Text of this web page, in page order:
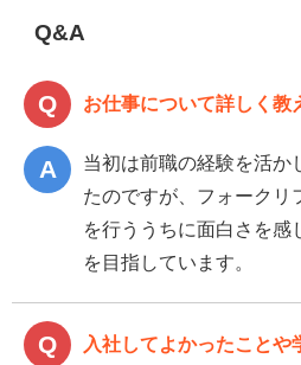
Q&A
お仕事について詳しく教
当初は前職の経験を活か
たのですが、フォークリ
を行ううちに面白さを感
を目指しています。
入社してよかったこと